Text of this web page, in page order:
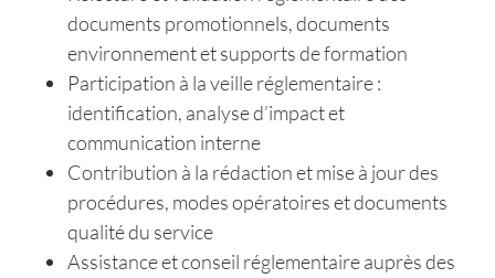
documents promotionnels, documents
environnement et supports de formation
Participation à la veille réglementaire :
identification, analyse d’impact et
communication interne
Contribution à la rédaction et mise à jour des
procédures, modes opératoires et documents
qualité du service
Assistance et conseil réglementaire auprès des